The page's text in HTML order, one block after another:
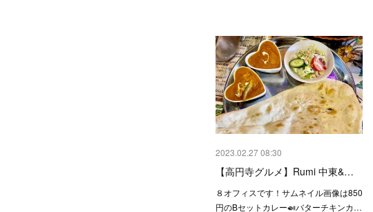
2023.02.27 08:30
【高円寺グルメ】Rumi 中東&…
８オフィスです！サムネイル画像は850
円のBセットカレー🍛バターチキンカ…